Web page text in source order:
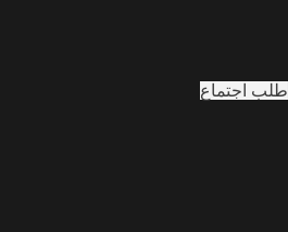
طلب اجتماع